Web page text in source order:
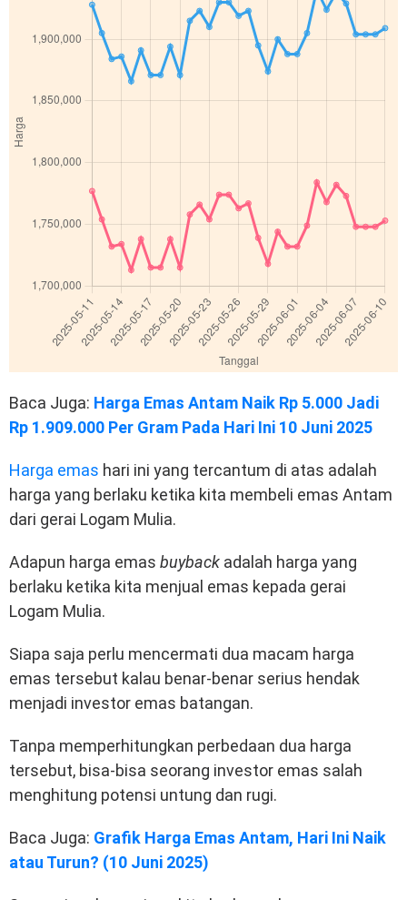
Baca Juga: Harga Emas Antam Naik Rp 5.000 Jadi
Rp 1.909.000 Per Gram Pada Hari Ini 10 Juni 2025
Harga emas hari ini yang tercantum di atas adalah
harga yang berlaku ketika kita membeli emas Antam
dari gerai Logam Mulia.
Adapun harga emas buyback adalah harga yang
berlaku ketika kita menjual emas kepada gerai
Logam Mulia.
Siapa saja perlu mencermati dua macam harga
emas tersebut kalau benar-benar serius hendak
menjadi investor emas batangan.
Tanpa memperhitungkan perbedaan dua harga
tersebut, bisa-bisa seorang investor emas salah
menghitung potensi untung dan rugi.
Baca Juga: Grafik Harga Emas Antam, Hari Ini Naik
atau Turun? (10 Juni 2025)